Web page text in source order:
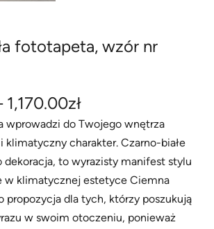
fototapeta, wzór nr
1,170.00złZ
a
k
r
e
s
wprowadzi do Twojego wnętrza
klimatyczny charakter. Czarno-białe
dekoracja, to wyrazisty manifest stylu
w klimatycznej estetyce Ciemna
propozycja dla tych, którzy poszukują
w swoim otoczeniu, ponieważ